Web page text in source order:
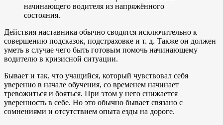
начинающего водителя из напряжённого
состояния.
Действия наставника обычно сводятся исключительно к
совершению подсказок, подстраховке и т. д. Также он должен
уметь в случае чего быть готовым помочь начинающему
водителю в кризисной ситуации.
Бывает и так, что учащийся, который чувствовал себя
уверенно в начале обучения, со временем начинает
тревожиться и бояться. При этом у него снижается
уверенность в себе. Но это обычно бывает связано с
сомнениями и отсутствием опыта езды на дороге.